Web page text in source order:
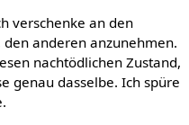
verschenke an den
anderen anzunehmen.
nachtödlichen Zustand,
genau dasselbe. Ich spüre